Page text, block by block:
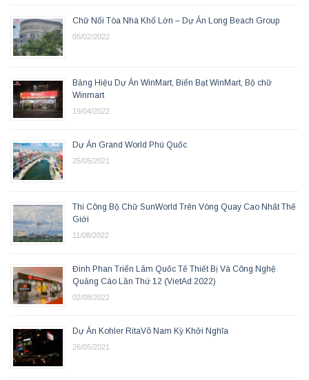
Chữ Nổi Tòa Nhà Khổ Lớn – Dự Án Long Beach Group
05/02/2022
Bảng Hiệu Dự Án WinMart, Biển Bạt WinMart, Bộ chữ
Winmart
19/04/2022
Dự Án Grand World Phú Quốc
25/05/2021
Thi Công Bộ Chữ SunWorld Trên Vòng Quay Cao Nhất Thế
Giới
11/08/2022
Đinh Phan Triển Lãm Quốc Tế Thiết Bị Và Công Nghệ
Quảng Cáo Lần Thứ 12 (VietAd 2022)
02/08/2022
Dự Án Kohler RitaVõ Nam Kỳ Khởi Nghĩa
26/05/2021